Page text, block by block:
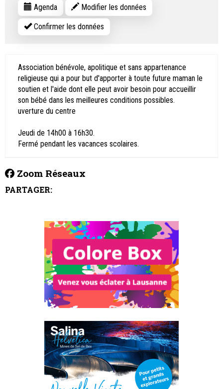
Agenda Modifier les données
Confirmer les données
Association bénévole, apolitique et sans appartenance
religieuse qui a pour but d'apporter à toute future maman le
soutien et l'aide dont elle peut avoir besoin pour accueillir
son bébé dans les meilleures conditions possibles.
uverture du centre
Jeudi de 14h00 à 16h30.
Fermé pendant les vacances scolaires.
Zoom Réseaux
PARTAGER: